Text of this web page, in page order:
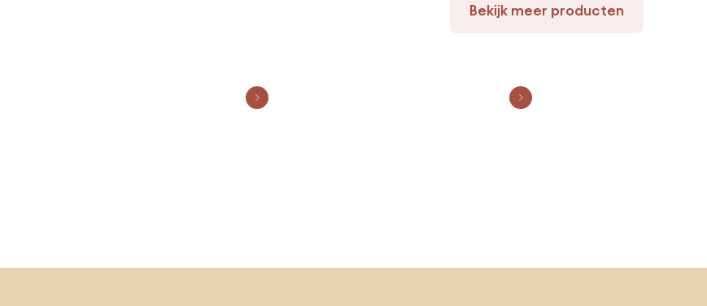
Bekijk meer producten